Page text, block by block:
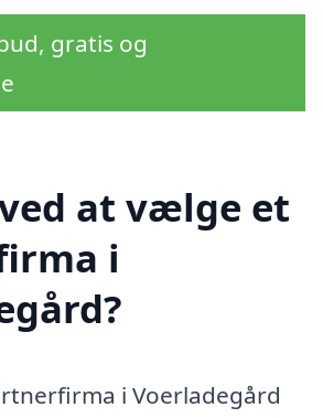
gratis og
at vælge et
i
i Voerladegård